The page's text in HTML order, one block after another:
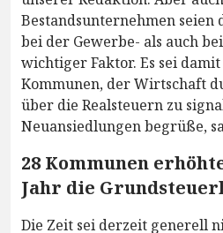
Bestandsunternehmen seien
bei der Gewerbe- als auch
wichtiger Faktor. Es sei
Kommunen, der Wirtschaft
über die Realsteuern zu
Neuansiedlungen begrüße,
28 Kommunen
Jahr die
Die Zeit sei derzeit generell